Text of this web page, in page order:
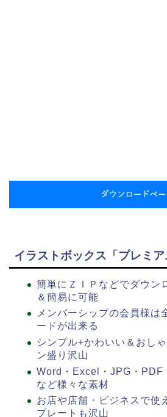
イラストボックス「プレミ
簡単にＺＩＰなどでダウン
＆簡易に可能
メンバーシップの会員様は
ードが出来る
シンプル+かわいい＆おし
ン盛り沢山
Word・Excel・JPG・PDF
など様々な素材
お店や店舗・ビジネスで使
プレートも沢山